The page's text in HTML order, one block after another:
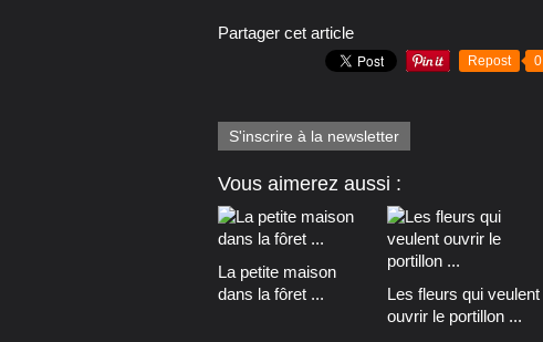
Partager cet article
Repost 0
S'inscrire à la newsletter
Vous aimerez aussi :
La petite maison
dans la fôret ...
Les fleurs qui veulent
ouvrir le portillon ...